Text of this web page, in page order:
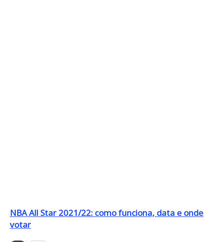
NBA All Star 2021/22: como funciona, data e onde
votar